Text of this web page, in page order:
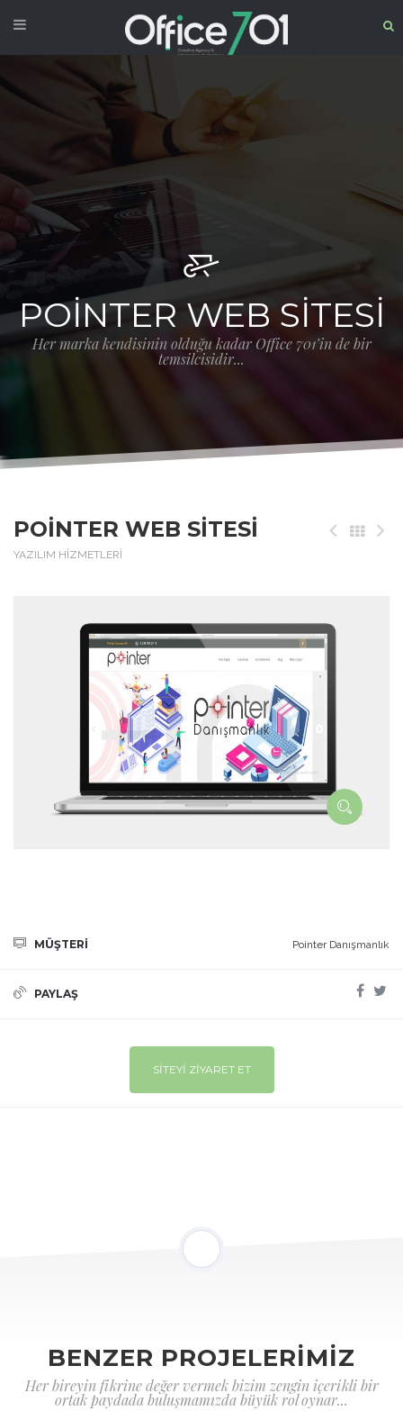
POINTER WEB SITESI
Her marka kendisinin olduğu kadar Office 701’in de bir
temsilcisidir...
POINTER WEB SITESI
YAZILIM HİZMETLERİ
MÜŞTERİ Pointer Danışmanlık
PAYLAŞ
SİTEYİ ZİYARET ET
BENZER PROJELERİMİZ
Her bireyin fikrine değer vermek bizim zengin içerikli bir
ortak paydada buluşmamızda büyük rol oynar...